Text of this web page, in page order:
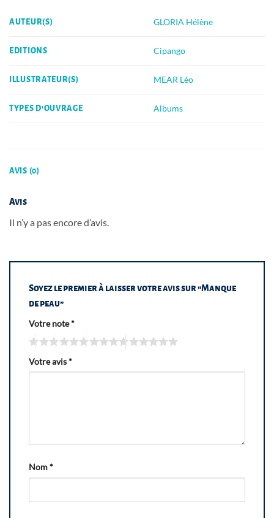
AUTEUR(S) GLORIA Hélène
EDITIONS Cipango
ILLUSTRATEUR(S) MEAR Léo
TYPES D'OUVRAGE Albums
AVIS (0)
Avis
Il n’y a pas encore d’avis.
Soyez le premier à laisser votre avis sur “Manque
de peau”
Votre note*
Votre avis*
Nom*